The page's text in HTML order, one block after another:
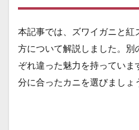
本記事では、ズワイガニと紅
方について解説しました。
ぞれ違った魅力を持っていま
分に合ったカニを選びましょ